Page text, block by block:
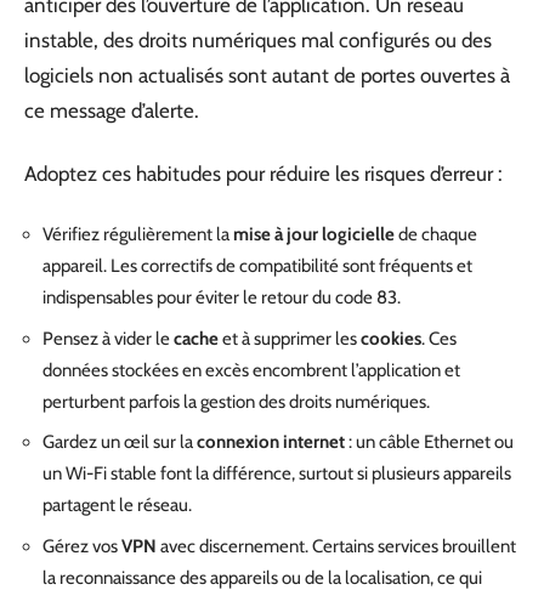
anticiper dès l’ouverture de l’application. Un réseau
instable, des droits numériques mal configurés ou des
logiciels non actualisés sont autant de portes ouvertes à
ce message d’alerte.
Adoptez ces habitudes pour réduire les risques d’erreur :
Vérifiez régulièrement lamise à jour logiciellede chaque
appareil. Les correctifs de compatibilité sont fréquents et
indispensables pour éviter le retour du code 83.
Pensez à vider lecacheet à supprimer lescookies. Ces
données stockées en excès encombrent l’application et
perturbent parfois la gestion des droits numériques.
Gardez un œil sur laconnexion internet: un câble Ethernet ou
un Wi-Fi stable font la différence, surtout si plusieurs appareils
partagent le réseau.
Gérez vosVPN avec discernement. Certains services brouillent
la reconnaissance des appareils ou de la localisation, ce qui